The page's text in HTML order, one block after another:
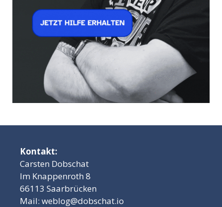
Kontakt:
Carsten Dobschat
Im Knappenroth 8
66113 Saarbrücken
Mail: weblog@dobschat.io